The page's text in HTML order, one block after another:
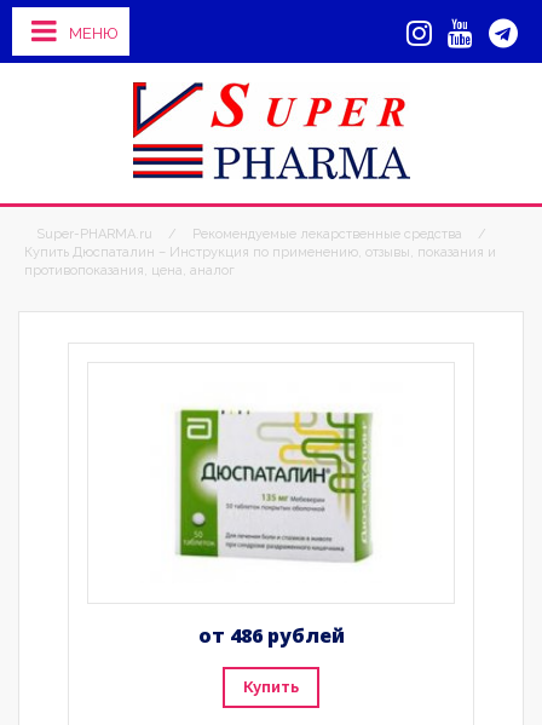
МЕНЮ
Super-PHARMA.ru / Рекомендуемые лекарственные средства
/
Купить Дюспаталин – Инструкция по применению, отзывы, показания и
противопоказания, цена, аналог
от 486 рублей
Купить